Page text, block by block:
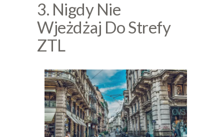
3. Nigdy Nie
Wjeżdżaj Do Strefy
ZTL